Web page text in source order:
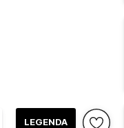
LEGENDA